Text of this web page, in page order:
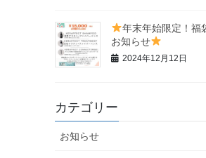
年末年始限定！福
お知らせ
2024年12月12日
カテゴリー
お知らせ